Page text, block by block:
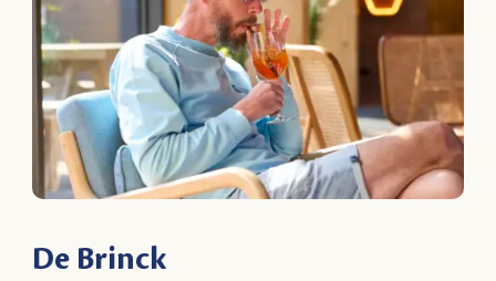
De Brinck